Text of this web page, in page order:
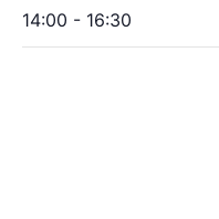
14:00 - 16:30